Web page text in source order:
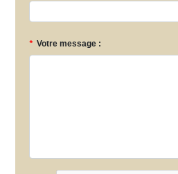
* Votre message :